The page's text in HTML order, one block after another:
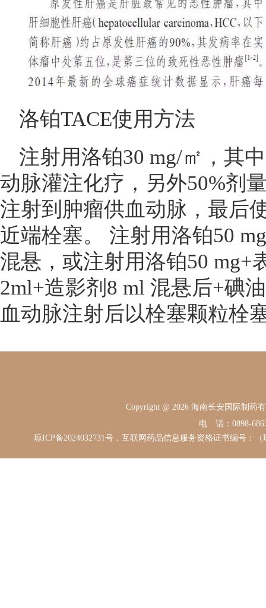
洛铂TACE使用方法
注射用洛铂30 mg/㎡，其
动脉灌注化疗，另外50%剂
注射到肿瘤供血动脉，最后
近端栓塞。 注射用洛铂50
混悬，或注射用洛铂50 mg+
2ml+造影剂8 ml 混悬后+碘
血动脉注射后以栓塞颗粒栓
Copyright @ 2026 海南长安国际制
电 话：0898-
琼ICP备2024032731号，互联网药品信息服务资格证书编号：（